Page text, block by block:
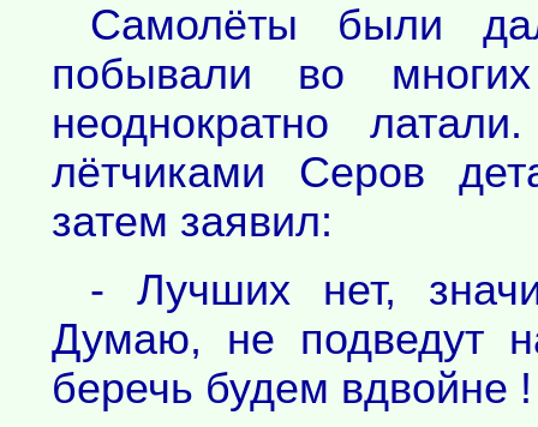
Самолёты были
побывали во
неоднократно
лётчиками Серов
затем заявил:
- Лучших нет,
Думаю, не подведут
беречь будем вдвойне !